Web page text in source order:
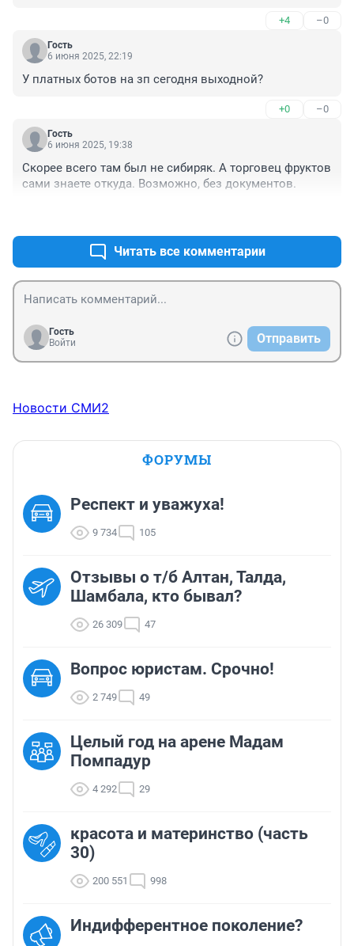
+4 –0
Гость
6 июня 2025, 22:19
У платных ботов на зп сегодня выходной?
+0 –0
Гость
6 июня 2025, 19:38
Скорее всего там был не сибиряк. А торговец фруктов
сами знаете откуда. Возможно, без документов.
Читать все комментарии
Гость
Войти
Отправить
Новости СМИ2
ФОРУМЫ
Респект и уважуха!
9 734 105
Отзывы о т/б Алтан, Талда,
Шамбала, кто бывал?
26 309 47
Вопрос юристам. Срочно!
2 749 49
Целый год на арене Мадам
Помпадур
4 292 29
красота и материнство (часть
30)
200 551 998
Индифферентное поколение?